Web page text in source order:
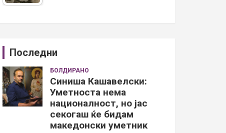
Последни
БОЛДИРАНО
Синиша Кашавелски:
Уметноста нема
националност, но јас
секогаш ќе бидам
македонски уметник